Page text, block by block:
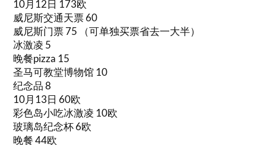
10月12日 173欧
威尼斯交通天票 60
威尼斯门票 75 （可单独买票省去一大半）
冰激凌 5
晚餐pizza 15
圣马可教堂博物馆 10
纪念品 8
10月13日 60欧
彩色岛小吃冰激凌 10欧
玻璃岛纪念杯 6欧
晚餐 44欧